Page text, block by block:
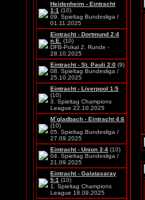
Heidenheim - Eintracht
1:1 (10)
09. Spieltag Bundesliga /
01.11.2025
Eintracht - Dortmund 2:4
n.E.
(10)
DFB-Pokal 2. Runde -
28.10.2025
Eintracht - St. Pauli 2:0 (9)
08. Spieltag Bundesliga /
25.10.2025
Eintracht - Liverpool 1:5
(10)
3. Spieltag Champions
League 22.10.2025
M´gladbach - Eintracht 4:6
(10)
05. Spieltag Bundesliga /
27.09.2025
Eintracht - Union 3:4 (10)
04. Spieltag Bundesliga /
21.09.2025
Eintracht - Galatasaray
5:1 (10)
1. Spieltag Champions
League 18.09.2025